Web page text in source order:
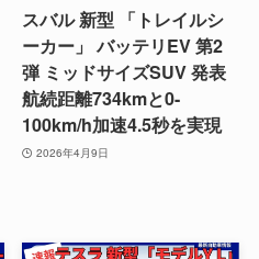
スバル 新型 「トレイルシ
ーカー」 バッテリEV 第2
弾 ミッドサイズSUV 発表
航続距離734kmと0-
100km/h加速4.5秒を実現
2026年4月9日